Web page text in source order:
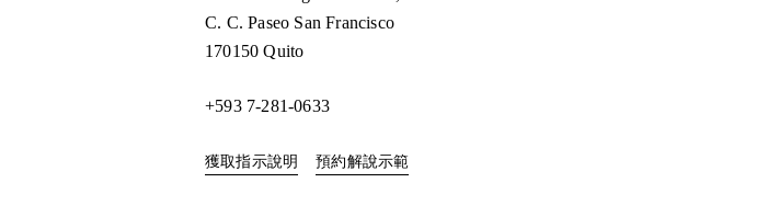
C. C. Paseo San Francisco
170150 Quito
+593 7-281-0633
獲取指示說明 Link Opens in New Tab
預約解說示範